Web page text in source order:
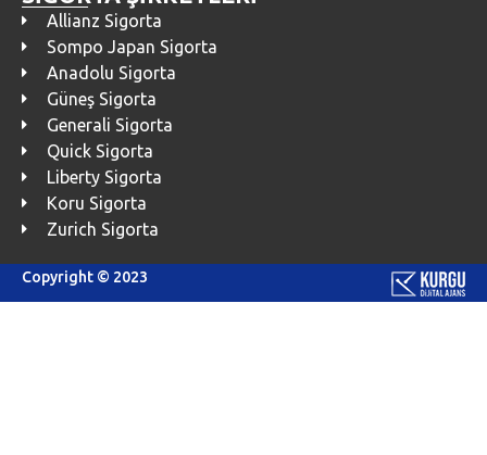
Allianz Sigorta
Sompo Japan Sigorta
Anadolu Sigorta
Güneş Sigorta
Generali Sigorta
Quick Sigorta
Liberty Sigorta
Koru Sigorta
Zurich Sigorta
Copyright © 2023